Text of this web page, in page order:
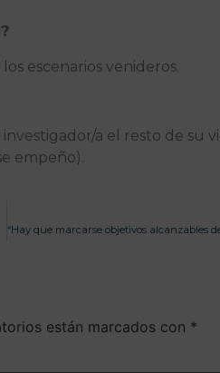
escenarios venideros.
a el resto de su
empeño).
están marcados con *